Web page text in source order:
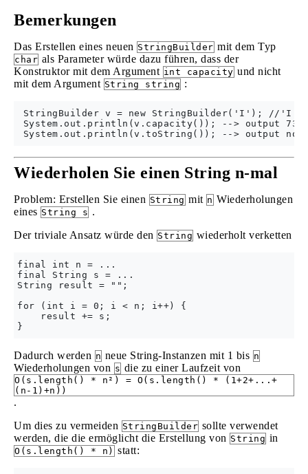
Bemerkungen
Das Erstellen eines neuen StringBuilder mit dem Typ
char als Parameter würde dazu führen, dass der
Konstruktor mit dem Argument int capacity und nicht
mit dem Argument String string :
StringBuilder v = new StringBuilder('I'); //'I'
System.out.println(v.capacity()); --> output 73
Wiederholen Sie einen String n-mal
Problem: Erstellen Sie einen String mit n Wiederholungen
eines String s .
Der triviale Ansatz würde den String wiederholt verketten
final int n = ...
final String s = ...
String result = "";
for (int i = 0; i < n; i++) {
    result += s;
Dadurch werden n neue String-Instanzen mit 1 bis n
Wiederholungen von s die zu einer Laufzeit von
O(s.length() * n²) = O(s.length() * (1+2+...+
(n-1)+n))
.
Um dies zu vermeiden StringBuilder sollte verwendet
werden, die die ermöglicht die Erstellung von String in
O(s.length() * n) statt: